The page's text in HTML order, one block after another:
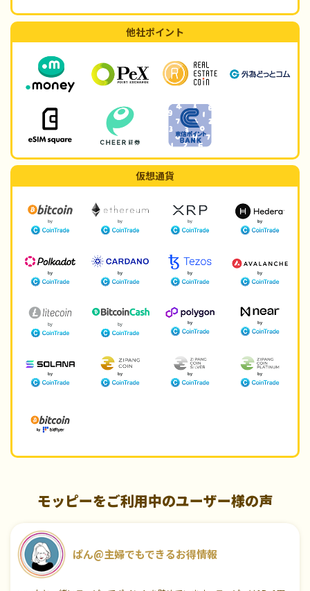
他社ポイント
仮想通貨
モッピーをご利用中のユーザー様の声
ぱん@主婦でもできるお得情報